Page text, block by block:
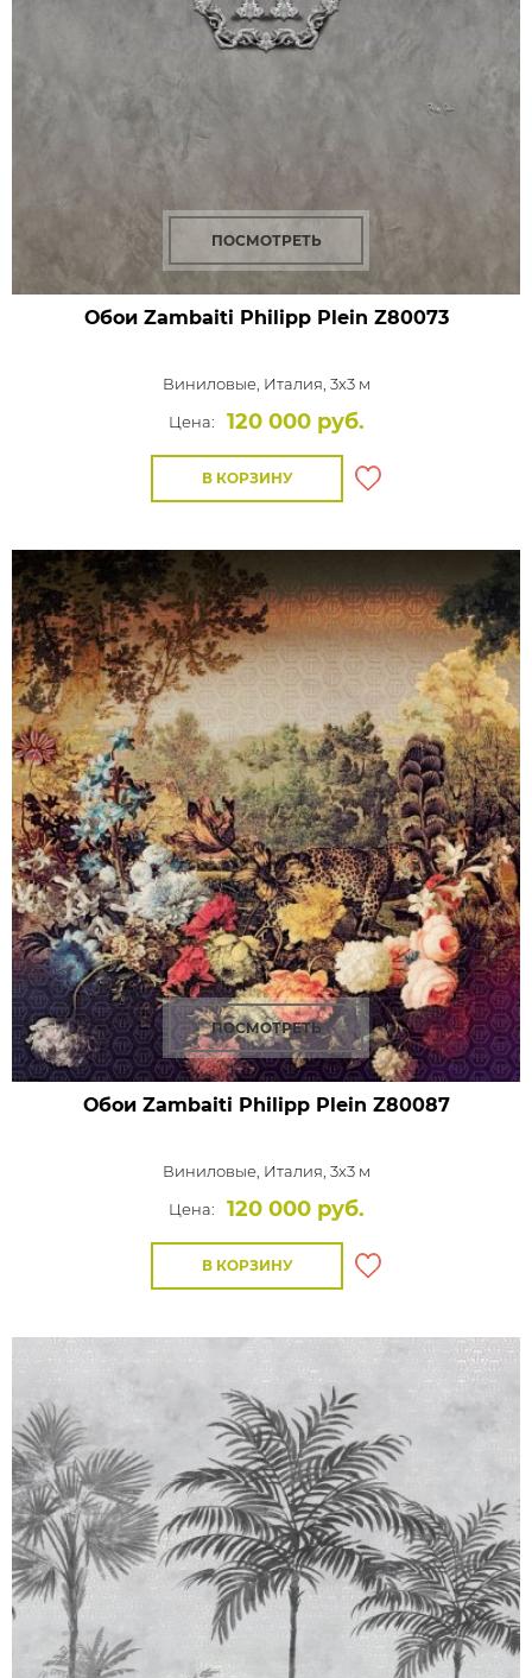
ПОСМОТРЕТЬ
Обои Zambaiti Philipp Plein Z80073
Виниловые, Италия, 3x3 м
Цена:
120 000 руб.
В КОРЗИНУ
ПОСМОТРЕТЬ
Обои Zambaiti Philipp Plein Z80087
Виниловые, Италия, 3x3 м
Цена:
120 000 руб.
В КОРЗИНУ